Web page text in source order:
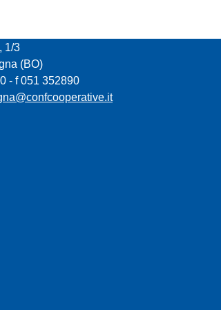
1/3
(BO)
- f 051 352890